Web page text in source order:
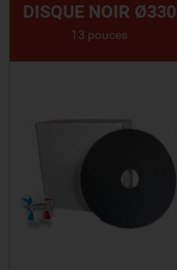
DISQUE NOIR Ø330
13 pouces